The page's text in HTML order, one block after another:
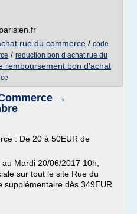
rue du commerce / code
/ reduction bon d achat rue du
remboursement bon d'achat
→
: De 20 à 50EUR de
Mardi 20/06/2017 10h,
sur tout le site Rue du
supplémentaire dès 349EUR